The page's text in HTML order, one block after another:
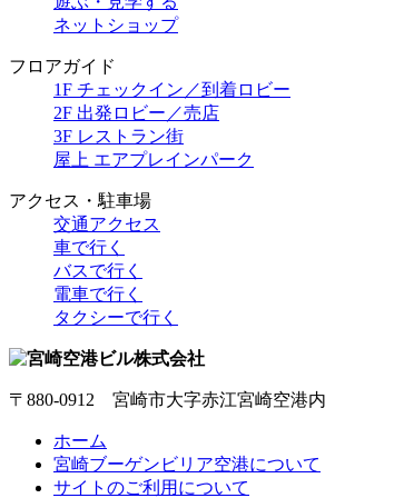
ネットショップ
フロアガイド
1F チェックイン／到着ロビー
2F 出発ロビー／売店
3F レストラン街
屋上 エアプレインパーク
アクセス・駐車場
交通アクセス
車で行く
バスで行く
電車で行く
タクシーで行く
〒880-0912 宮崎市大字赤江宮崎空港内
ホーム
宮崎ブーゲンビリア空港について
サイトのご利用について